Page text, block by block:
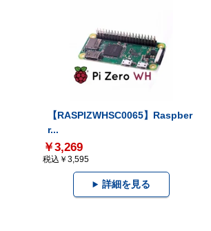
【RASPIZWHSC0065】Raspber
r...
￥3,269
税込￥3,595
詳細を見る